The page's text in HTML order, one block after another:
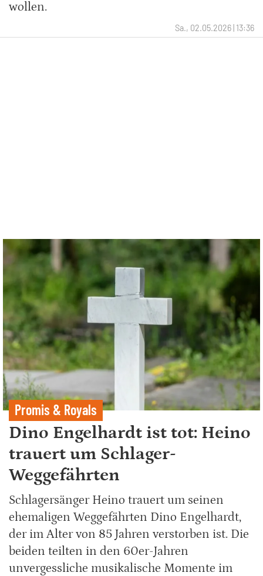
wollen.
Sa., 02.05.2026 | 13:36
Promis & Royals
Dino Engelhardt ist tot: Heino
trauert um Schlager-
Weggefährten
Schlagersänger Heino trauert um seinen
ehemaligen Weggefährten Dino Engelhardt,
der im Alter von 85 Jahren verstorben ist. Die
beiden teilten in den 60er-Jahren
unvergessliche musikalische Momente im